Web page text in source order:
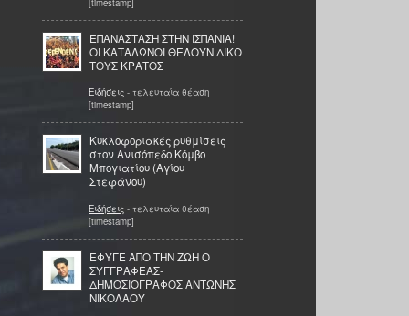
ΕΠΑΝΑΣΤΑΣΗ ΣΤΗΝ ΙΣΠΑΝΙΑ!
ΟΙ ΚΑΤΑΛΩΝΟΙ ΘΕΛΟΥΝ ΔΙΚΟ
ΤΟΥΣ ΚΡΑΤΟΣ
Ειδήσεις - τελευταία θέαση
[timestamp]
Κυκλοφοριακές ρυθμίσεις
στον Ανισόπεδο Κόμβο
Μπογιατίου (Αγίου
Στεφάνου)
Ειδήσεις - τελευταία θέαση
[timestamp]
ΕΦΥΓΕ ΑΠΟ ΤΗΝ ΖΩΗ Ο
ΣΥΓΓΡΑΦΕΑΣ-
ΔΗΜΟΣΙΟΓΡΑΦΟΣ ΑΝΤΩΝΗΣ
ΝΙΚΟΛΑΟΥ